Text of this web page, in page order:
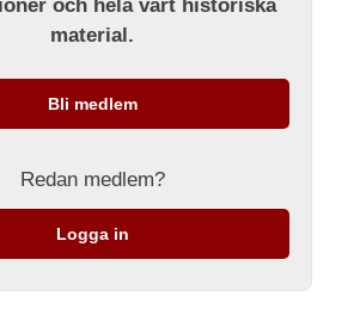
och hela vårt historiska
material.
Bli medlem
Redan medlem?
Logga in